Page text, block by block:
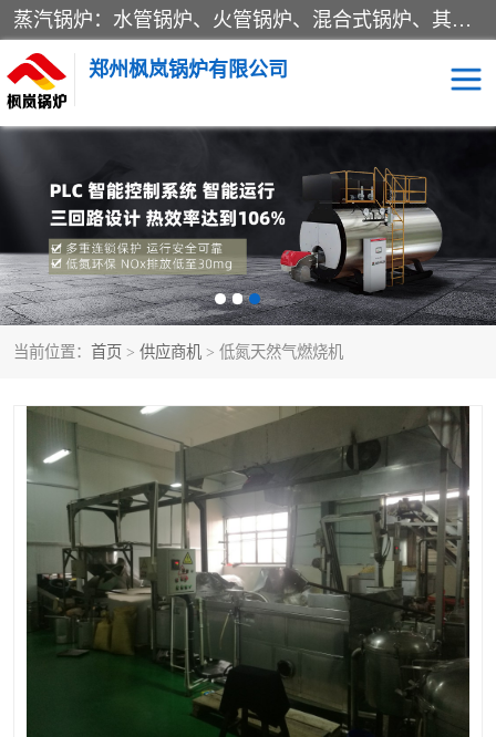
蒸汽锅炉：水管锅炉、火管锅炉、混合式锅炉、其他蒸汽锅炉； 热水锅炉：家用型集中供暖用热水锅炉、其他热水锅炉； 有机热载体锅炉； 船用蒸汽锅炉； （锅炉用辅助设备及装置）蒸汽冷凝器：表面冷凝器、混合式冷凝器、空冷式冷凝器、其他蒸汽冷凝器； 锅炉用辅助设备：节热器、蒸汽收集器、蓄能器、烟垢清除器、气体回收器、泥渣刮除器、空气预热器、其他锅炉用辅助设备；
郑州枫岚锅炉有限公司
当前位置： 首页 > 供应商机 > 低氮天然气燃烧机